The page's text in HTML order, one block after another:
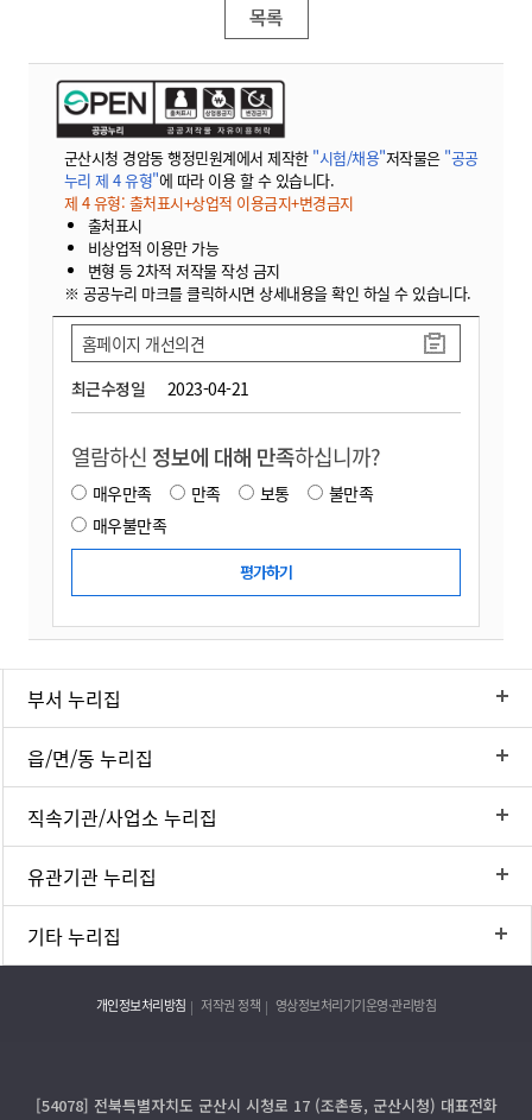
목록
군산시청 경암동 행정민원계에서 제작한 "시험/채용"저작물은 "공공
누리 제 4 유형"에 따라 이용 할 수 있습니다.
제 4 유형: 출처표시+상업적 이용금지+변경금지
출처표시
비상업적 이용만 가능
변형 등 2차적 저작물 작성 금지
※ 공공누리 마크를 클릭하시면 상세내용을 확인 하실 수 있습니다.
최근수정일 2023-04-21
홈페이지 개선의견
열람하신 정보에 대해 만족하십니까?
매우만족 만족 보통
불만족
매우불만족
부서 누리집
읍/면/동 누리집
직속기관/사업소 누리집
유관기관 누리집
기타 누리집
개인정보처리방침 저작권 정책 영상정보처리기기운영·관리방침
[54078] 전북특별자치도 군산시 시청로 17 (조촌동, 군산시청) 대표전화